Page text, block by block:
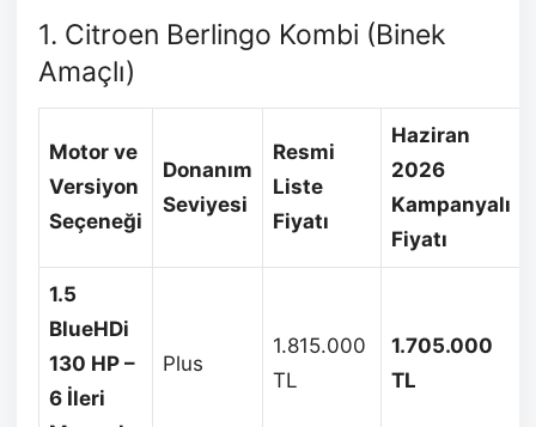
1. Citroen Berlingo Kombi (Binek
Amaçlı)
Motor ve
Versiyon
Seçeneği
Donanım
Seviyesi
Resmi
Liste
Fiyatı
Haziran
2026
Kampanyalı
Fiyatı
1.5
BlueHDi
130 HP –
6 İleri
Plus
1.815.000
TL
1.705.000
TL